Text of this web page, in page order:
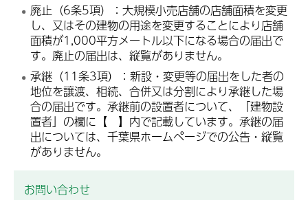
廃止（6条5項）：大規模小売店舗の店舗面積を変更
し、又はその建物の用途を変更することにより店舗
面積が1,000平方メートル以下になる場合の届出で
す。廃止の届出は、縦覧がありません。
承継（11条3項）：新設・変更等の届出をした者の
地位を譲渡、相続、合併又は分割により承継した場
合の届出です。承継前の設置者について、「建物設
置者」の欄に【 】内で記載しています。承継の届
出については、千葉県ホームページでの公告・縦覧
がありません。
お問い合わせ